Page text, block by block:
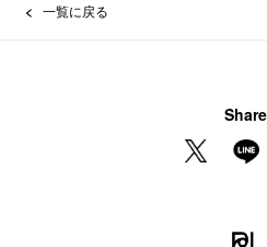
一覧に戻る
Share